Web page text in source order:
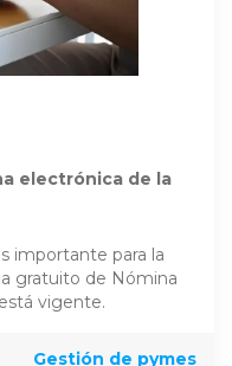
electrónica de la
importante para la
gratuito de Nómina
vigente.
Gestión de pymes